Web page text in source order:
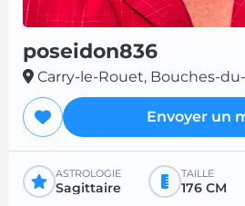
poseidon836
Carry-le-Rouet, Bouches-
Envoyer un
ASTROLOGIE
Sagittaire
TAILLE
176 CM